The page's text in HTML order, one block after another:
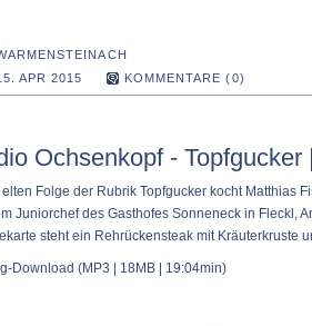
APR 2015
KOMMENTARE (0)
Ochsenkopf - Topfgucker
elten Folge der Rubrik Topfgucker kocht Matthias
Juniorchef des Gasthofes Sonneneck in Fleckl,
steht ein Rehrückensteak mit Kräuterkruste
Download (MP3 | 18MB | 19:04min)